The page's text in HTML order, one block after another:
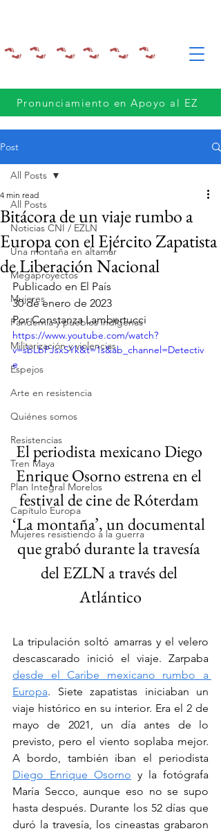
Pronunciamiento en Apoyo al EZ
Post
All Posts
Noticias CNI / EZLN
Una montaña en altamar
Megaproyectos
Mujeres
Pandemia y pueblos indígenas
Militarización y violencias
Espejos
Arte en resistencia
Quiénes somos
Resistencias
Tren Maya
Plan Integral Morelos
Capítulo Europa
Mujeres resistiendo a la guerra
All Posts
Bitácora de un viaje rumbo a
Europa con el Ejército Zapatista
de Liberación Nacional
4 min read
Publicado en El País
30 de enero de 2023
Por Constanza Lambertucci
https://www.youtube.com/watch?
v=sbLbPJsxSYk&t=1s&ab_channel=Detectiv
e
El periodista mexicano Diego
Enrique Osorno estrena en el
festival de cine de Róterdam
‘La montaña’, un documental
que grabó durante la travesía
del EZLN a través del
Atlántico
La tripulación soltó amarras y el velero
desde el Caribe mexicano rumbo a
Europa. Siete zapatistas iniciaban un
viaje histórico en su interior. Era el 2 de
mayo de 2021, un día antes de lo
previsto, pero el viento soplaba mejor.
Diego Enrique Osorno y la fotógrafa
María Secco, aunque eso no se supo
hasta después. Durante los 52 días que